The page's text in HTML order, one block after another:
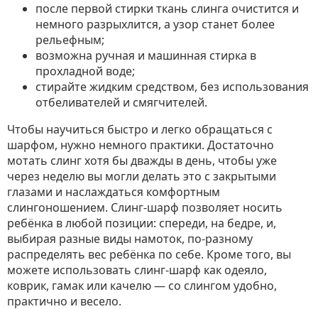
после первой стирки ткань слинга очистится и
немного разрыхлится, а узор станет более
рельефным;
возможна ручная и машинная стирка в
прохладной воде;
стирайте жидким средством, без использования
отбеливателей и смягчителей.
Чтобы научиться быстро и легко обращаться с
шарфом, нужно немного практики. Достаточно
мотать слинг хотя бы дважды в день, чтобы уже
через неделю вы могли делать это с закрытыми
глазами и наслаждаться комфортным
слингоношением. Слинг-шарф позволяет носить
ребёнка в любой позиции: спереди, на бедре, и,
выбирая разные виды намоток, по-разному
распределять вес ребёнка по себе. Кроме того, вы
можете использовать слинг-шарф как одеяло,
коврик, гамак или качелю — со слингом удобно,
практично и весело.